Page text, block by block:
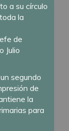
a su círculo
la
de
Julio
segundo
de
la
para